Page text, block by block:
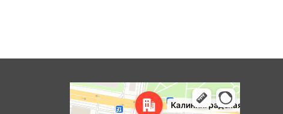
Королёв
Яндекс Карты — транспорт, навигация, поиск мест